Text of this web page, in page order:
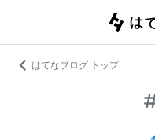
はてなブログ トップ